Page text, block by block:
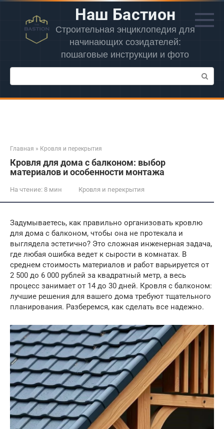
Перейти
контенту
Наш Бастион
Строительная энциклопедия для
начинающих созидателей:
пошаговые инструкции и фото
Поиск:
Главная » Кровля и перекрытия
Кровля для дома с балконом: выбор
материалов и особенности монтажа
На чтение: 8 мин Кровля и перекрытия
Задумываетесь, как правильно организовать кровлю
для дома с балконом, чтобы она не протекала и
выглядела эстетично? Это сложная инженерная задача,
где любая ошибка ведет к сырости в комнатах. В
среднем стоимость материалов и работ варьируется от
2 500 до 6 000 рублей за квадратный метр, а весь
процесс занимает от 14 до 30 дней. Кровля с балконом:
лучшие решения для вашего дома требуют тщательного
планирования. Разберемся, как сделать все надежно.